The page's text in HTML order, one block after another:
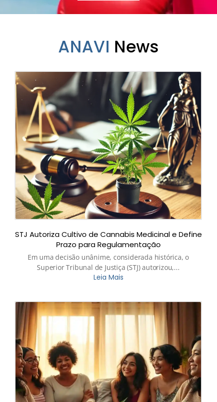
ANAVI News
STJ Autoriza Cultivo de Cannabis Medicinal e Define
Prazo para Regulamentação
Em uma decisão unânime, considerada histórica, o
Superior Tribunal de Justiça (STJ) autorizou,...
Leia Mais